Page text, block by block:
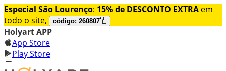
Especial São Lourenço: 15% de DESCONTO EXTRA em
todo o site,
código: 260807
Holyart APP
App Store
Play Store